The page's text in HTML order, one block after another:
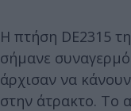
Η πτήση DE2315
σήμανε
άρχισαν να
στην άτρακτο. Το